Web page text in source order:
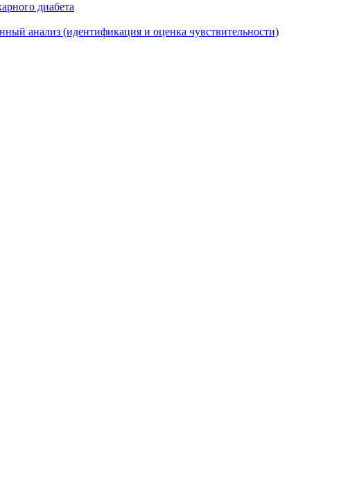
диабета
анализ (идентификация и оценка чувствительности)